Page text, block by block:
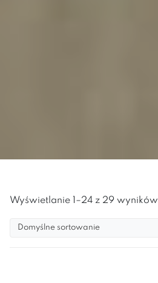
Wyświetlanie 1–24 z 29 wyników